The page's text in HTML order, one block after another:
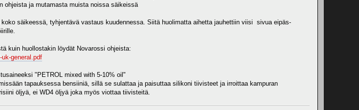
ohjeista ja mutamasta muista noissa säikeissä
säikeessä, tyhjentävä vastaus kuudennessa. Siitä huolimatta aihetta jauhettiin viisi sivua eipäs-
kuin huollostakin löydät Novarossi ohjeista:
general.pdf
"PETROL mixed with 5-10% oil"
tapauksessa bensiiniä, sillä se sulattaa ja paisuttaa silikoni tiivisteet ja irroittaa kampuran
öljyä, ei WD4 öljyä joka myös viottaa tiivisteitä.